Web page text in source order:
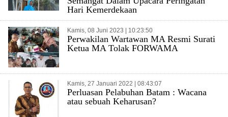
Hari Kemerdekaan
Kamis, 08 Juni 2023 | 10:23:50
Perwakilan Wartawan MA Resmi Surati
Ketua MA Tolak FORWAMA
Kamis, 27 Januari 2022 | 08:43:07
Perluasan Pelabuhan Batam : Wacana
atau sebuah Keharusan?